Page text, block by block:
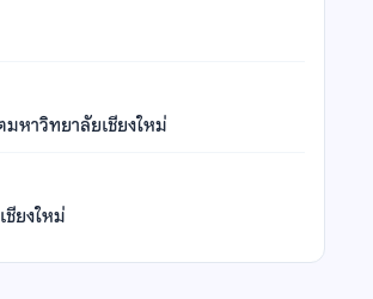
มหาวิทยาลัยเชียงใหม่
ยงใหม่